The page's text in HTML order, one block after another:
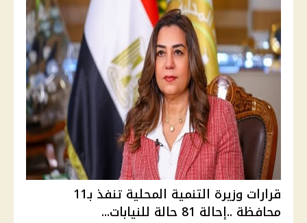
قرارات وزيرة التنمية المحلية تنفذ بـ11
محافظة ..إحالة 81 حالة للنيابات...